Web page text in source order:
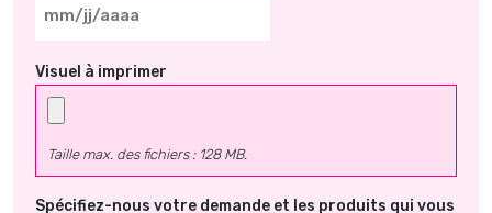
MM
JJ
slash
Visuel à imprimer
Taille max. des fichiers : 128 MB.
Spécifiez-nous votre demande et les produits qui vous